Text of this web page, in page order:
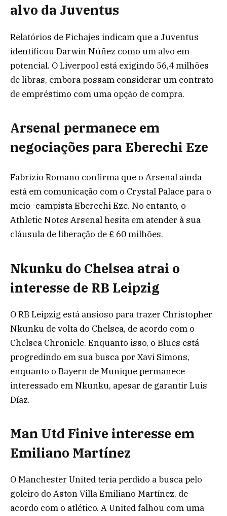
alvo da Juventus
Relatórios de Fichajes indicam que a Juventus
identificou Darwin Núñez como um alvo em
potencial. O Liverpool está exigindo 56,4 milhões
de libras, embora possam considerar um contrato
de empréstimo com uma opção de compra.
Arsenal permanece em
negociações para Eberechi Eze
Fabrizio Romano confirma que o Arsenal ainda
está em comunicação com o Crystal Palace para o
meio -campista Eberechi Eze. No entanto, o
Athletic Notes Arsenal hesita em atender à sua
cláusula de liberação de £ 60 milhões.
Nkunku do Chelsea atrai o
interesse de RB Leipzig
O RB Leipzig está ansioso para trazer Christopher
Nkunku de volta do Chelsea, de acordo com o
Chelsea Chronicle. Enquanto isso, o Blues está
progredindo em sua busca por Xavi Simons,
enquanto o Bayern de Munique permanece
interessado em Nkunku, apesar de garantir Luis
Díaz.
Man Utd Finive interesse em
Emiliano Martínez
O Manchester United teria perdido a busca pelo
goleiro do Aston Villa Emiliano Martínez, de
acordo com o atlético. A United falhou com uma